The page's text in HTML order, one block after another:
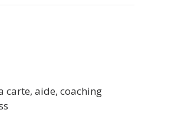
carte, aide, coaching